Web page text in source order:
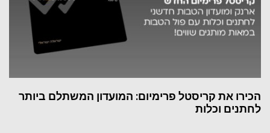
הכירו את קריסטל פרימיום: המועדון המשתלם ביותר
לחתנים וכלות